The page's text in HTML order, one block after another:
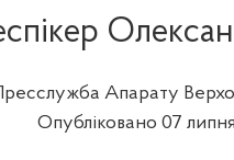
Апарату
Опубліковано 07